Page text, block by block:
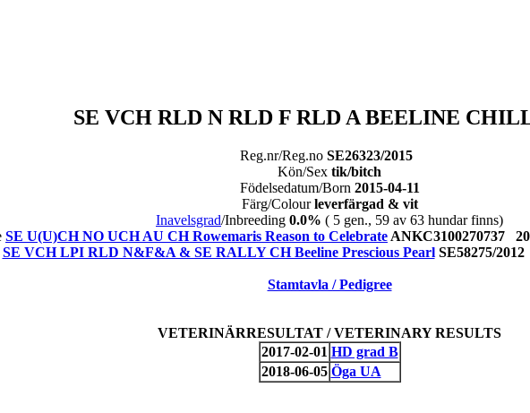
SE VCH RLD N RLD F RLD A BEELINE
Reg.nr/Reg.no SE26323/2015
Kön/Sex tik/bitch
Födelsedatum/Born 2015-04-11
Färg/Colourleverfärgad & vit
Inavelsgrad/Inbreeding 0.0% ( 5 gen., 59 av 63 hundar finns)
SE U(U)CH NO UCH AU CH Rowemaris Reason to Celebrate ANKC3100270737
SE VCH LPI RLD N&F&A & SE RALLY CH Beeline Prescious PearlSE58275/
Stamtavla / Pedigree
VETERINÄRRESULTAT / VETERINARY RESULTS
2017-02-01 HD grad B
2018-06-05 Öga UA